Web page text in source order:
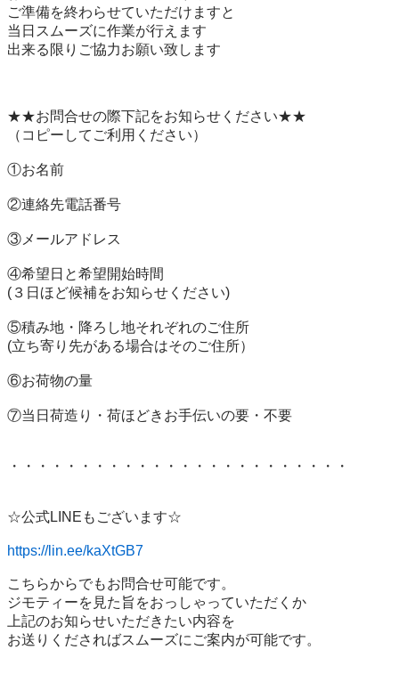
ご準備を終わらせていただけますと
当日スムーズに作業が行えます
出来る限りご協力お願い致します
★★お問合せの際下記をお知らせください★★
（コピーしてご利用ください）
①お名前
②連絡先電話番号
③メールアドレス
④希望日と希望開始時間
(３日ほど候補をお知らせください)
⑤積み地・降ろし地それぞれのご住所
(立ち寄り先がある場合はそのご住所）
⑥お荷物の量
⑦当日荷造り・荷ほどきお手伝いの要・不要
・・・・・・・・・・・・・・・・・・・・・・・・
☆公式LINEもございます☆
https://lin.ee/kaXtGB7
こちらからでもお問合せ可能です。
ジモティーを見た旨をおっしゃっていただくか
上記のお知らせいただきたい内容を
お送りくださればスムーズにご案内が可能です。